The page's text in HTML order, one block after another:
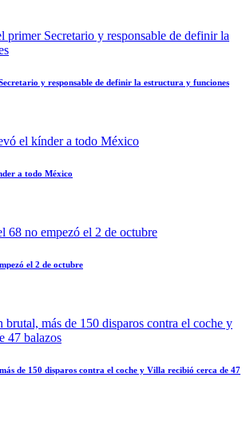
y responsable de definir la estructura y funciones
a todo México
el 2 de octubre
de 150 disparos contra el coche y Villa recibió cerca de 47